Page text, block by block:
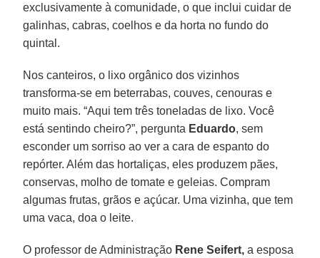
exclusivamente à comunidade, o que inclui cuidar de
galinhas, cabras, coelhos e da horta no fundo do
quintal.
Nos canteiros, o lixo orgânico dos vizinhos
transforma-se em beterrabas, couves, cenouras e
muito mais. “Aqui tem três toneladas de lixo. Você
está sentindo cheiro?”, pergunta Eduardo, sem
esconder um sorriso ao ver a cara de espanto do
repórter. Além das hortaliças, eles produzem pães,
conservas, molho de tomate e geleias. Compram
algumas frutas, grãos e açúcar. Uma vizinha, que tem
uma vaca, doa o leite.
O professor de Administração Rene Seifert, a esposa